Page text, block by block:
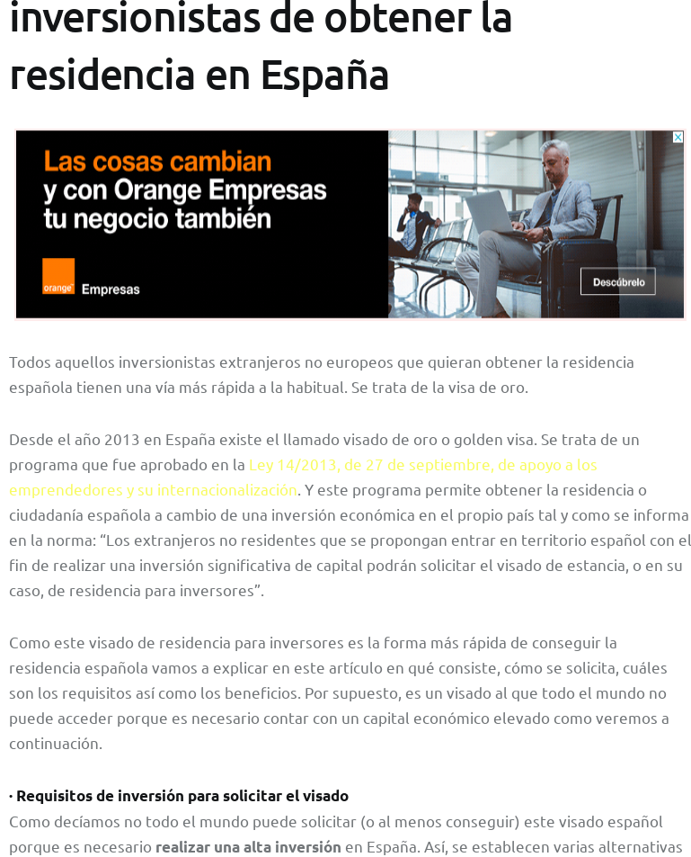
inversionistas de obtener la
residencia en España
Todos aquellos inversionistas extranjeros no europeos que quieran obtener la residencia
española tienen una vía más rápida a la habitual. Se trata de la visa de oro.
Desde el año 2013 en España existe el llamado visado de oro o golden visa. Se trata de un
programa que fue aprobado en la Ley 14/2013, de 27 de septiembre, de apoyo a los
emprendedores y su internacionalización . Y este programa permite obtener la residencia o
ciudadanía española a cambio de una inversión económica en el propio país tal y como se informa
en la norma: “Los extranjeros no residentes que se propongan entrar en territorio español con el
fin de realizar una inversión significativa de capital podrán solicitar el visado de estancia, o en su
caso, de residencia para inversores”.
Como este visado de residencia para inversores es la forma más rápida de conseguir la
residencia española vamos a explicar en este artículo en qué consiste, cómo se solicita, cuáles
son los requisitos así como los beneficios. Por supuesto, es un visado al que todo el mundo no
puede acceder porque es necesario contar con un capital económico elevado como veremos a
continuación.
· Requisitos de inversión para solicitar el visado
Como decíamos no todo el mundo puede solicitar (o al menos conseguir) este visado español
porque es necesario realizar una alta inversión en España. Así, se establecen varias alternativas